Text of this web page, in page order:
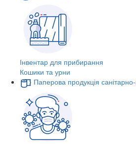
Інвентар для прибирання
Кошики та урни
Паперова продукція санітарно-